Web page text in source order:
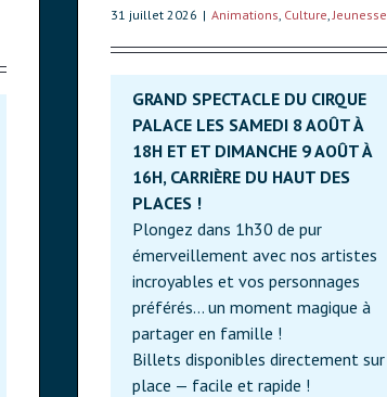
31 juillet 2026 | Animations, Culture,Jeunesse
GRAND SPECTACLE DU CIRQUE
PALACE LES SAMEDI 8 AOÛT À
18H ET ET DIMANCHE 9 AOÛT À
16H, CARRIÈRE DU HAUT DES
PLACES !
Plongez dans 1h30 de pur
émerveillement avec nos artistes
incroyables et vos personnages
préférés… un moment magique à
partager en famille !
Billets disponibles directement sur
place — facile et rapide !